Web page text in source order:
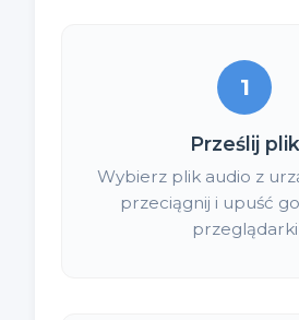
1
Prześlij plik
Wybierz plik audio z
przeciągnij i upuść
przeglądarki